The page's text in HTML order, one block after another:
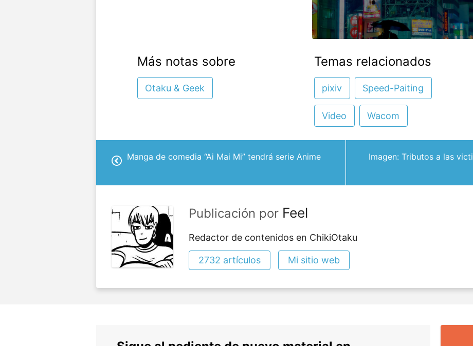
Más notas sobre
Otaku & Geek
Temas relacionados
pixiv Speed-Paiting
Video Wacom
Manga de comedia “Ai Mai Mi” tendrá serie Anime
Imagen: Tributos a las
Publicación por Feel
Redactor de contenidos en ChikiOtaku
2732 artículos Mi sitio web